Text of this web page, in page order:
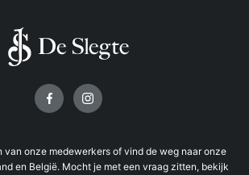
van onze medewerkers of vind de weg naar onze
en België. Mocht je met een vraag zitten, bekijk